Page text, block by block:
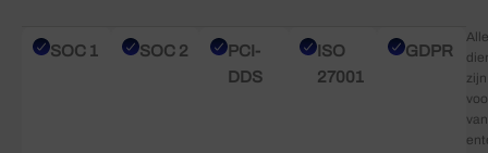
SOC 1 SOC 2
PCI-
DDS
ISO
27001
GDPR
Alle
zijn
van